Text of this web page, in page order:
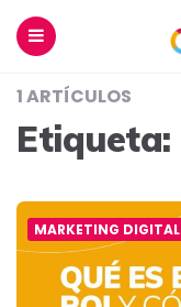
1 ARTÍCULOS
Etiqueta:
MARKETING DIGITAL